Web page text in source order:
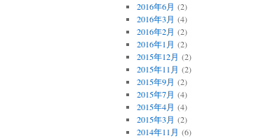
2016年6月 (2)
2016年3月 (4)
2016年2月 (2)
2016年1月 (2)
2015年12月 (2)
2015年11月 (2)
2015年9月 (2)
2015年7月 (4)
2015年4月 (4)
2015年3月 (2)
2014年11月 (6)